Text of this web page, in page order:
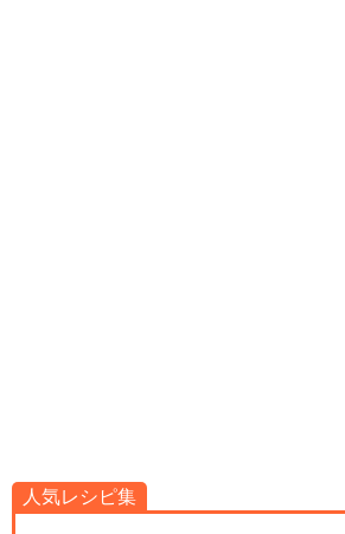
人気レシピ集